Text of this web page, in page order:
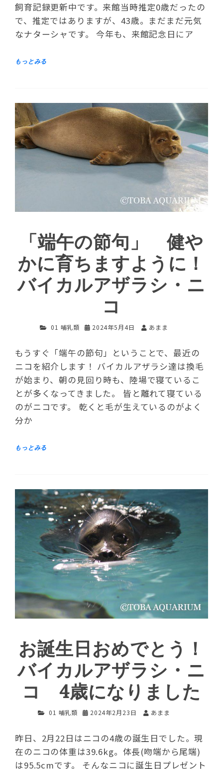
飼育記録更新中です。来館当時推定0歳だったの
で、推定ではありますが、43歳。まだまだ元気
なナターシャです。 今年も、来館記念日にア
「端午の節句」 健や
かに育ちますように！
バイカルアザラシ・ニ
コ
01 哺乳類 2024年5月4日 あまま
もうすぐ「端午の節句」ということで、最近の
ニコを紹介します！ バイカルアザラシ達は換毛
が始まり、朝の見回り時も、陸場で寝ているこ
とが多くなってきました。 皆と離れて寝ている
のがニコです。 乾くと毛が生えているのがよく
分か
お誕生日おめでとう！
バイカルアザラシ・ニ
コ 4歳になりました
01 哺乳類 2024年2月23日 あまま
昨日、2月22日はニコの4歳の誕生日でした。現
在のニコの体重は39.6kg。体長(吻端から尾端)
は95.5cmです。 そんなニコに誕生日プレゼント